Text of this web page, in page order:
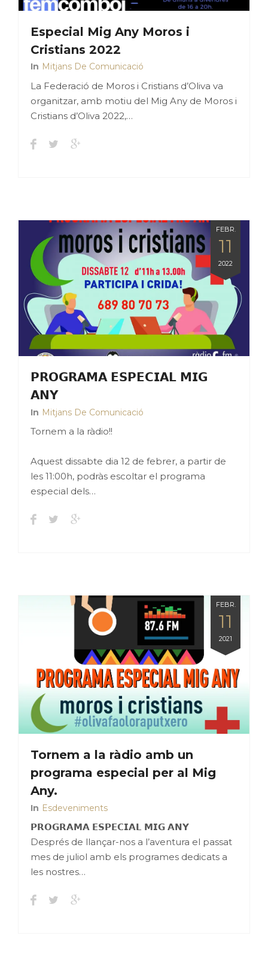
Especial Mig Any Moros i
Cristians 2022
In Mitjans De Comunicació
La Federació de Moros i Cristians d’Oliva va
organitzar, amb motiu del Mig Any de Moros i
Cristians d’Oliva 2022,…
FEBR.
11
2022
𝗣𝗥𝗢𝗚𝗥𝗔𝗠𝗔 𝗘𝗦𝗣𝗘𝗖𝗜𝗔𝗟 𝗠𝗜𝗚
𝗔𝗡𝗬
In Mitjans De Comunicació
Tornem a la ràdio!!
Aquest dissabte dia 12 de febrer, a partir de
les 11:00h, podràs escoltar el programa
especial dels…
FEBR.
11
2021
Tornem a la ràdio amb un
programa especial per al Mig
Any.
In Esdeveniments
𝗣𝗥𝗢𝗚𝗥𝗔𝗠𝗔 𝗘𝗦𝗣𝗘𝗖𝗜𝗔𝗟 𝗠𝗜𝗚 𝗔𝗡𝗬
Després de llançar-nos a l’aventura el passat
mes de juliol amb els programes dedicats a
les nostres…